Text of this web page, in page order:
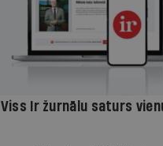
Viss Ir žurnālu saturs